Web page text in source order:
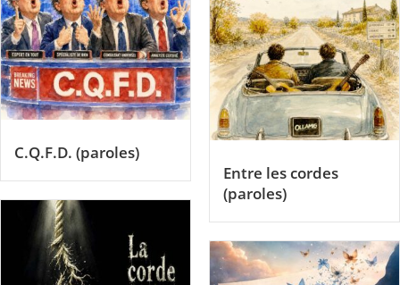
C.Q.F.D. (paroles)
Entre les cordes
(paroles)